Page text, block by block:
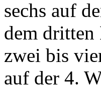
sechs auf
dem dritten
zwei bis
auf der 4.